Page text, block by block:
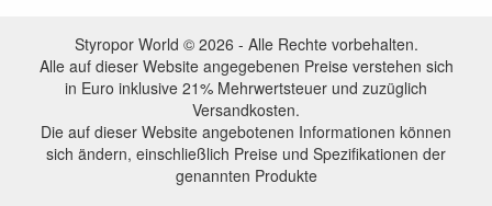
Styropor World © 2026 - Alle Rechte vorbehalten.
Alle auf dieser Website angegebenen Preise verstehen sich
in Euro inklusive 21% Mehrwertsteuer und zuzüglich
Versandkosten.
Die auf dieser Website angebotenen Informationen können
sich ändern, einschließlich Preise und Spezifikationen der
genannten Produkte